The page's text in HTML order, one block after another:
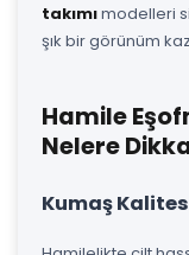
takımımodelleri
şık bir görünüm
Hamile
Nelere
Kumaş